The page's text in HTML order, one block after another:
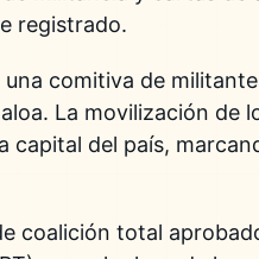
registrado.
comitiva de
La movilización de
del país,
coalición total